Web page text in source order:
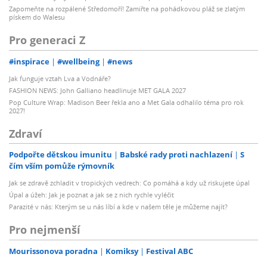
Zapomeňte na rozpálené Středomoří! Zamiřte na pohádkovou pláž se zlatým
pískem do Walesu
Pro generaci Z
#inspirace #wellbeing #news
Jak funguje vztah Lva a Vodnáře?
FASHION NEWS: John Galliano headlinuje MET GALA 2027
Pop Culture Wrap: Madison Beer řekla ano a Met Gala odhalilo téma pro rok
2027!
Zdraví
Podpořte dětskou imunitu Babské rady proti nachlazení
S
čím vším pomůže rýmovník
Jak se zdravě zchladit v tropických vedrech: Co pomáhá a kdy už riskujete úpal
Úpal a úžeh: Jak je poznat a jak se z nich rychle vyléčit
Parazité v nás: Kterým se u nás líbí a kde v našem těle je můžeme najít?
Pro nejmenší
Mourissonova poradna Komiksy Festival ABC